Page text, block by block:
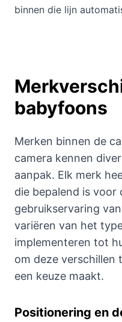
binnen die lijn
babyfoons
Merken binnen de
camera kennen
aanpak. Elk merk
die bepalend is
gebruikservaring
variëren van het
implementeren tot
om deze verschillen
een keuze maakt.
Positionering en